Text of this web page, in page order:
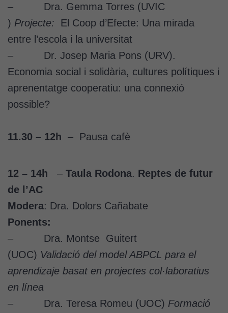
– Dra. Gemma Torres (UVIC
) Projecte: El Coop d’Efecte: Una mirada
entre l’escola i la universitat
– Dr. Josep Maria Pons (URV).
Economia social i solidària, cultures polítiques i
aprenentatge cooperatiu: una connexió
possible?
11.30 – 12h – Pausa cafè
12 – 14h – Taula Rodona. Reptes de futur
de l’AC
Modera: Dra. Dolors Cañabate
Ponents:
– Dra. Montse Guitert
(UOC) Validació del model ABPCL para el
aprendizaje basat en projectes col·laboratius
en línea
– Dra. Teresa Romeu (UOC) Formació